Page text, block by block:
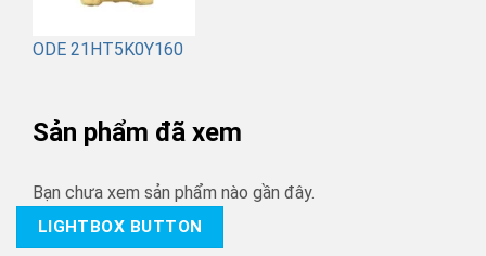
ODE 21HT5K0Y160
Sản phẩm đã xem
Bạn chưa xem sản phẩm nào gần đây.
LIGHTBOX BUTTON